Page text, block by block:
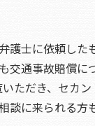
護士に依頼した
交通事故賠償に
ただき、セカ
談に来られる方